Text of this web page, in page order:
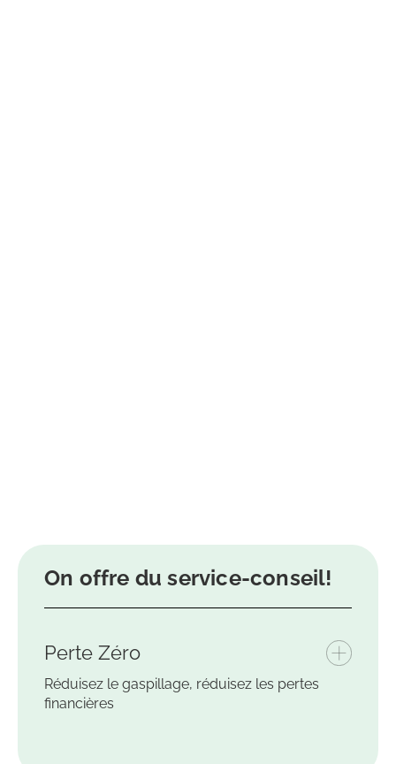
On offre du service-conseil!
Perte Zéro
Réduisez le gaspillage, réduisez les pertes
financières